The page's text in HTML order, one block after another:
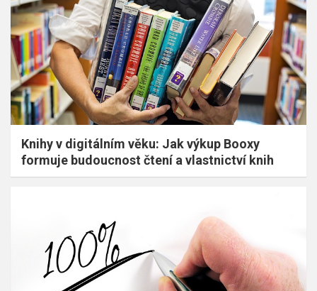
Knihy v digitálním věku: Jak výkup Booxy
formuje budoucnost čtení a vlastnictví knih